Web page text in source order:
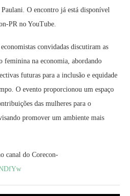
O encontro já está disponível
PR no YouTube.
convidadas discutiram as
feminina na economia, abordando
futuras para a inclusão e equidade
O evento proporcionou um espaço
das mulheres para o
promover um ambiente mais
canal do Corecon-